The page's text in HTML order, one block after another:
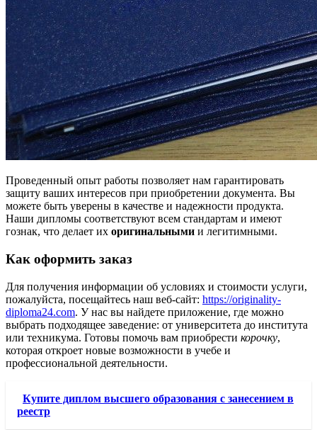
Проведенный опыт работы позволяет нам гарантировать
защиту ваших интересов при приобретении документа. Вы
можете быть уверены в качестве и надежности продукта.
Наши дипломы соответствуют всем стандартам и имеют
гознак, что делает их оригинальными и легитимными.
Как оформить заказ
Для получения информации об условиях и стоимости услуги,
пожалуйста, посещайтесь наш веб-сайт: https://originality-
diploma24.com. У нас вы найдете приложение, где можно
выбрать подходящее заведение: от университета до института
или техникума. Готовы помочь вам приобрести корочку,
которая откроет новые возможности в учебе и
профессиональной деятельности.
Купите диплом высшего образования с занесением в
реестр